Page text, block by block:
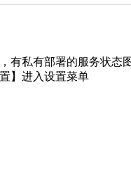
有私有部署的服务状态
】进入设置菜单